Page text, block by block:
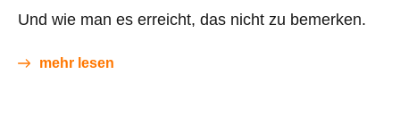
Und wie man es erreicht, das nicht zu bemerken.
mehr lesen